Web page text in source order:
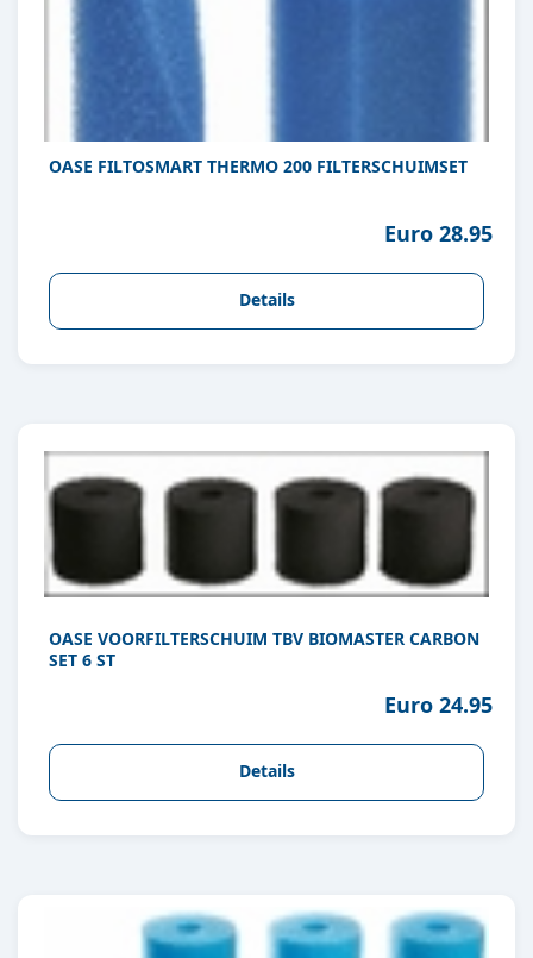
OASE FILTOSMART THERMO 200 FILTERSCHUIMSET
Euro 28.95
Details
OASE VOORFILTERSCHUIM TBV BIOMASTER CARBON
SET 6 ST
Euro 24.95
Details